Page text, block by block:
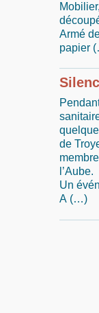
Armé
papier
de
l’Aube.
Un
A (…)